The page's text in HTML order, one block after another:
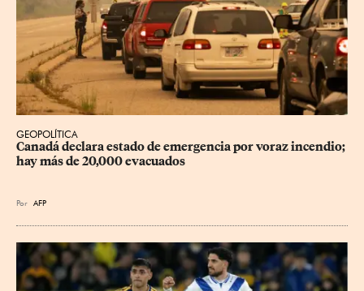
GEOPOLÍTICA
Canadá declara estado de emergencia por voraz incendio;
hay más de 20,000 evacuados
Por AFP